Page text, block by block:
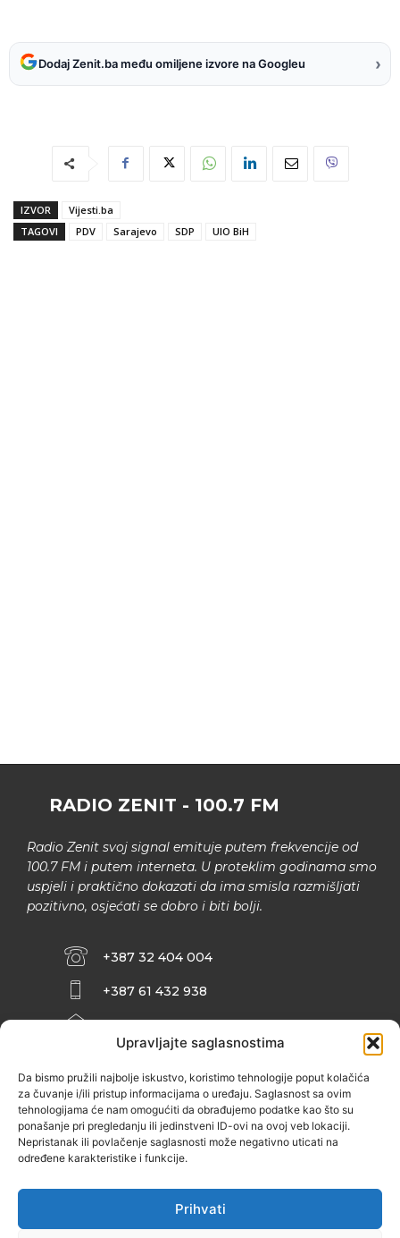
Upravljajte saglasnostima
Da bismo pružili najbolje iskustvo, koristimo tehnologije poput kolačića
za čuvanje i/ili pristup informacijama o uređaju. Saglasnost sa ovim
tehnologijama će nam omogućiti da obrađujemo podatke kao što su
ponašanje pri pregledanju ili jedinstveni ID-ovi na ovoj veb lokaciji.
Nepristanak ili povlačenje saglasnosti može negativno uticati na
određene karakteristike i funkcije.
Prihvati
Dodaj Zenit.ba među omiljene izvore na Googleu ›
IZVOR
Vijesti.ba
TAGOVI
PDV Sarajevo SDP UIO BiH
RADIO ZENIT - 100.7 FM
Radio Zenit svoj signal emituje putem frekvencije od
100.7 FM i putem interneta. U proteklim godinama smo
uspjeli i praktično dokazati da ima smisla razmišljati
pozitivno, osjećati se dobro i biti bolji.
+387 32 404 004
+387 61 432 938
INFO@ZENIT.BA
ZENIČANKA, 3. SPRAT), 72000 ZENICA